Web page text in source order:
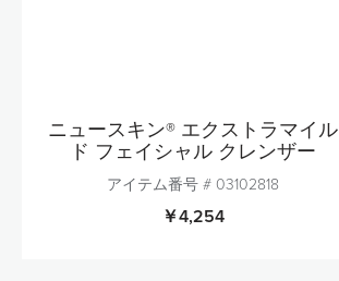
ニュースキン® エクストラマイル
ド フェイシャル クレンザー
アイテム番号 # 03102818
￥4,254